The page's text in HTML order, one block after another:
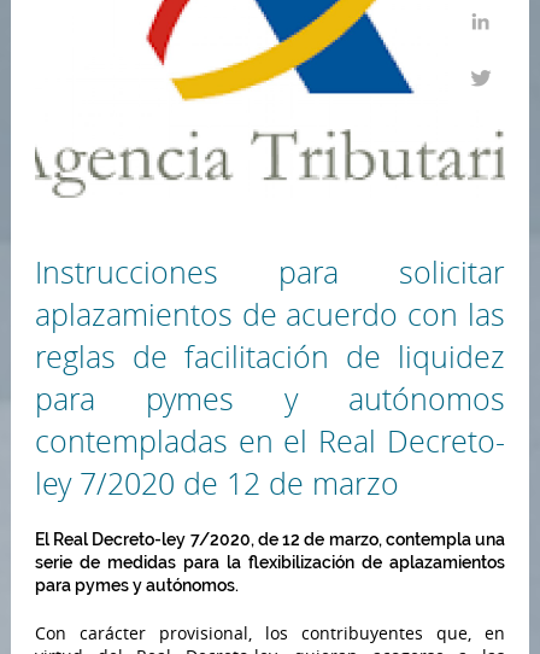
Instrucciones para solicitar
aplazamientos de acuerdo con las
reglas de facilitación de liquidez
para pymes y autónomos
contempladas en el Real Decreto-
ley 7/2020 de 12 de marzo
El Real Decreto-ley 7/2020, de 12 de marzo, contempla una
serie de medidas para la flexibilización de aplazamientos
para pymes y autónomos.
Con carácter provisional, los contribuyentes que, en